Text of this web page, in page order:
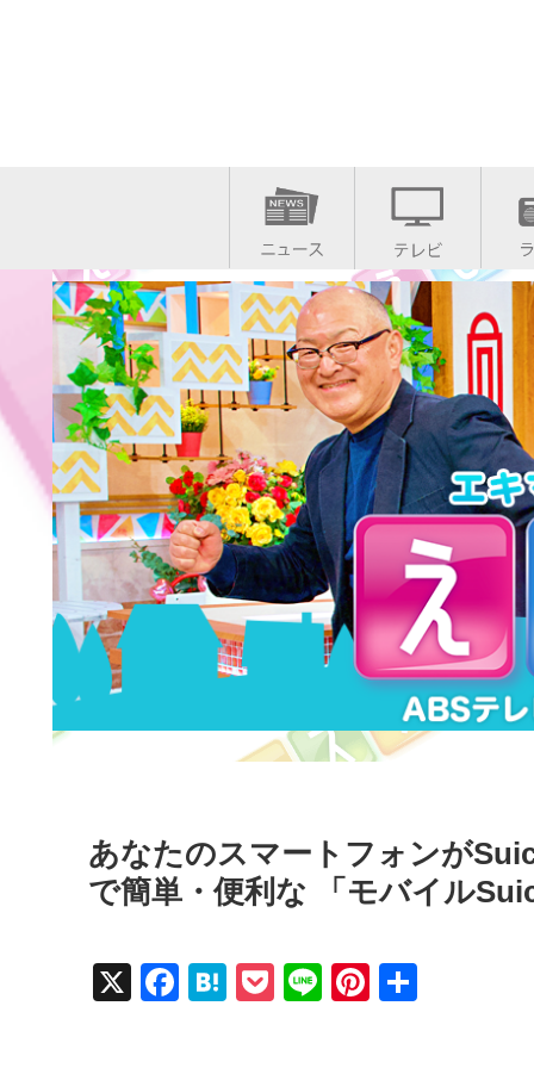
あなたのスマートフォンが
で簡単・便利な 「モバイル
X
F
H
P
Li
Pi